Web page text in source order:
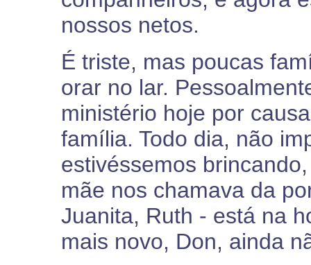
nossos netos.
É triste, mas poucas
orar no lar.
ministério hoje por
família. Todo dia, não
estivéssemos
mãe nos chamava da
Juanita, Ruth - está na
mais novo, Don, ainda